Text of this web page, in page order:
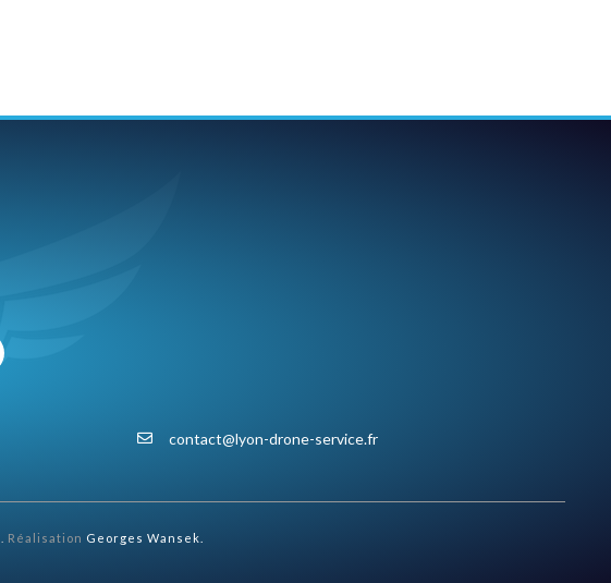
contact@lyon-drone-service.fr
Réalisation Georges Wansek.